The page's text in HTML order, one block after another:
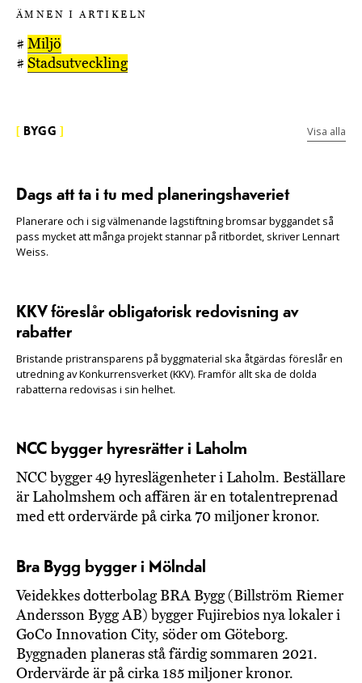
ÄMNEN I ARTIKELN
# Miljö
# Stadsutveckling
BYGG Visa alla
Dags att ta i tu med planeringshaveriet
Planerare och i sig välmenande lagstiftning bromsar byggandet så
pass mycket att många projekt stannar på ritbordet, skriver Lennart
Weiss.
KKV föreslår obligatorisk redovisning av
rabatter
Bristande pristransparens på byggmaterial ska åtgärdas föreslår en
utredning av Konkurrensverket (KKV). Framför allt ska de dolda
rabatterna redovisas i sin helhet.
NCC bygger hyresrätter i Laholm
NCC bygger 49 hyreslägenheter i Laholm. Beställare
är Laholmshem och affären är en totalentreprenad
med ett ordervärde på cirka 70 miljoner kronor.
Bra Bygg bygger i Mölndal
Veidekkes dotterbolag BRA Bygg (Billström Riemer
Andersson Bygg AB) bygger Fujirebios nya lokaler i
GoCo Innovation City, söder om Göteborg.
Byggnaden planeras stå färdig sommaren 2021.
Ordervärde är på cirka 185 miljoner kronor.